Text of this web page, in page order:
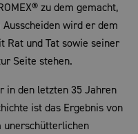
zu dem gemacht,
wird er dem
Rat und Tat sowie seiner
Seite stehen.
in den letzten 35 Jahren
ist das Ergebnis von
unerschütterlichen